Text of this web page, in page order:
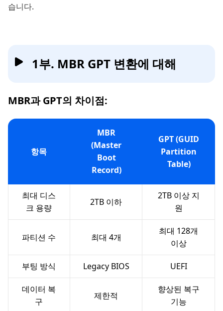
습니다.
1부. MBR GPT 변환에 대해
MBR과 GPT의 차이점:
항목
MBR
(Master
Boot
Record)
GPT (GUID
Partition
Table)
최대 디스
크 용량
2TB 이하
2TB 이상 지
원
파티션 수 최대 4개
최대 128개
이상
부팅 방식 Legacy BIOS UEFI
데이터 복
구
제한적
향상된 복구
기능